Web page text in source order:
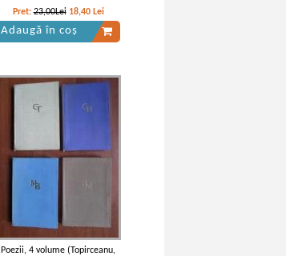
Pret:23,00Lei 18,40 Lei
Adaugă în coș
Poezii, 4 volume (Topirceanu,